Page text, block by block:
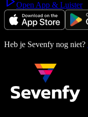
Open App & Luister
Heb je Sevenfy nog niet?